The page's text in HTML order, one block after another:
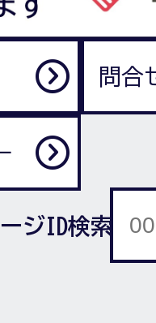
問合
ジID検索